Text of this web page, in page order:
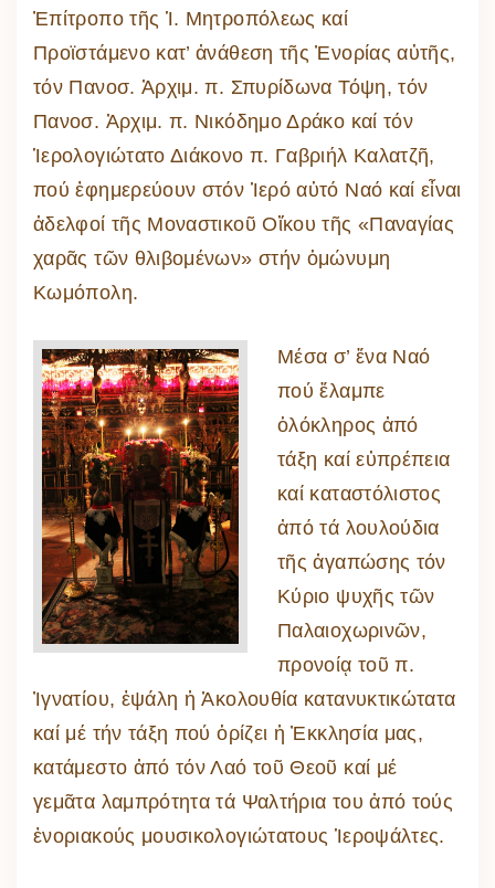
Ἐπίτροπο τῆς Ἱ. Μητροπόλεως καί
Προϊστάμενο κατ’ ἀνάθεση τῆς Ἐνορίας αὐτῆς,
τόν Πανοσ. Ἀρχιμ. π. Σπυρίδωνα Τόψη, τόν
Πανοσ. Ἀρχιμ. π. Νικόδημο Δράκο καί τόν
Ἱερολογιώτατο Διάκονο π. Γαβριήλ Καλατζῆ,
πού ἐφημερεύουν στόν Ἱερό αὐτό Ναό καί εἶναι
ἀδελφοί τῆς Μοναστικοῦ Οἴκου τῆς «Παναγίας
χαρᾶς τῶν θλιβομένων» στήν ὁμώνυμη
Κωμόπολη.
Μέσα σ’ ἕνα Ναό
πού ἔλαμπε
ὁλόκληρος ἀπό
τάξη καί εὐπρέπεια
καί καταστόλιστος
ἀπό τά λουλούδια
τῆς ἀγαπώσης τόν
Κύριο ψυχῆς τῶν
Παλαιοχωρινῶν,
προνοίᾳ τοῦ π.
Ἰγνατίου, ἐψάλη ἡ Ἀκολουθία κατανυκτικώτατα
καί μέ τήν τάξη πού ὁρίζει ἡ Ἐκκλησία μας,
κατάμεστο ἀπό τόν Λαό τοῦ Θεοῦ καί μέ
γεμᾶτα λαμπρότητα τά Ψαλτήρια του ἀπό τούς
ἐνοριακούς μουσικολογιώτατους Ἱεροψάλτες.